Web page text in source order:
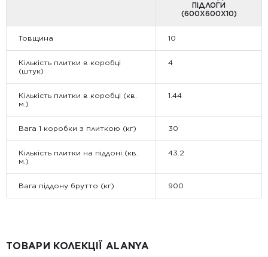
ПІДЛОГИ
(600Х600Х10)
Товщина 10
Кількість плитки в коробці
(штук)
4
Кількість плитки в коробці (кв.
м.)
1.44
Вага 1 коробки з плиткою (кг) 30
Кількість плитки на піддоні (кв.
м.)
43.2
Вага піддону брутто (кг) 900
ТОВАРИ КОЛЕКЦІЇ ALANYA